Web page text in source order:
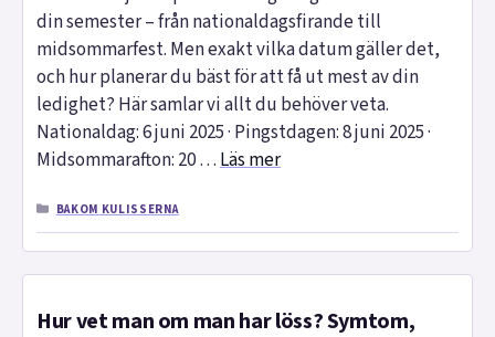
din semester – från nationaldagsfirande till
midsommarfest. Men exakt vilka datum gäller det,
och hur planerar du bäst för att få ut mest av din
ledighet? Här samlar vi allt du behöver veta.
Nationaldag: 6 juni 2025 · Pingstdagen: 8 juni 2025 ·
Midsommarafton: 20 … Läs mer
KATEGORIER
BAKOM KULISSERNA
Hur vet man om man har löss? Symtom,